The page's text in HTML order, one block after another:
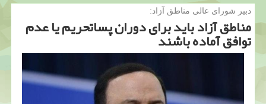
دبیر شورای عالی مناطق آزاد:
مناطق آزاد باید برای دوران پساتحریم یا عدم
توافق آماده باشند